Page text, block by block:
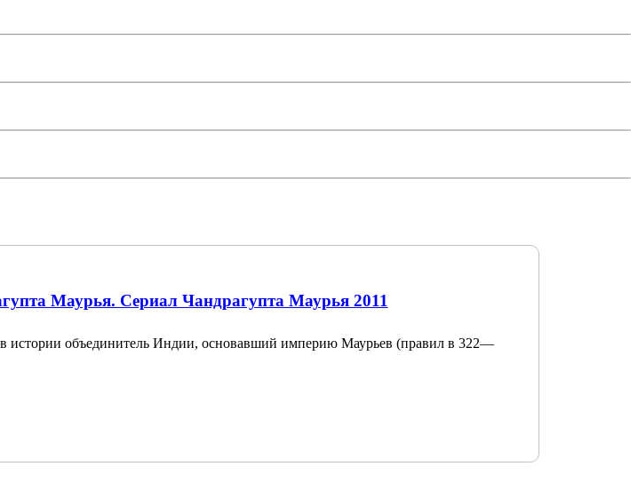
Маурья. Сериал Чандрагупта Маурья 2011
истории объединитель Индии, основавший империю Маурьев (правил в 322—